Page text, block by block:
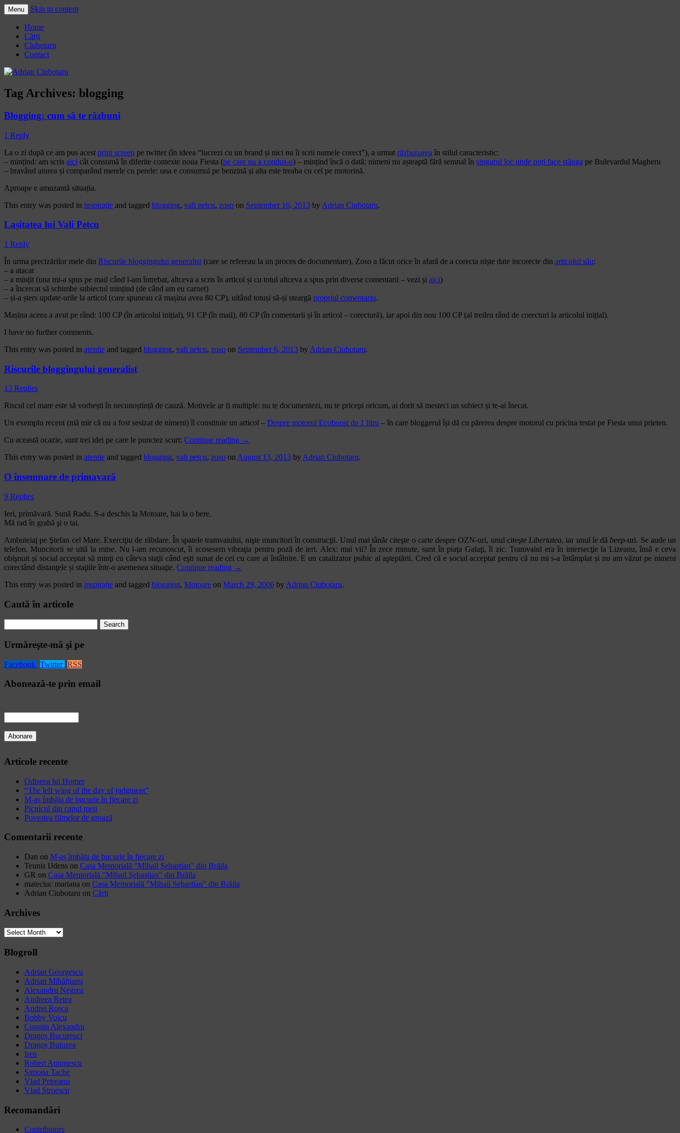
Adrian Ciubotaru
Menu Skip to content
Home
Cărți
Ciubotaru
Contact
Tag Archives: blogging
Blogging: cum să te răzbuni
1 Reply
La o zi după ce am pus acest print screen pe twitter (în ideea “lucrezi cu un brand și nici nu îi scrii numele corect”), a urmat răzbunarea în stilul caracteristic:
– mințind: am scris aici cât consumă în diferite contexte noua Fiesta (pe care nu a condus-o) – mințind încă o dată: nimeni nu așteaptă fără semnal în singurul loc unde poți face stânga pe Bulevardul Magheru
– bravând aiurea și comparând merele cu perele: una e consumul pe benzină și alta este treaba cu cel pe motorină.
Aproape e amuzantă situația.
This entry was posted in inspirație and tagged blogging, vali petcu, zoso on September 16, 2013 by Adrian Ciubotaru.
Lașitatea lui Vali Petcu
1 Reply
În urma precizărilor mele din Riscurile bloggingului generalist (care se refereau la un proces de documentare), Zoso a făcut orice în afară de a corecta niște date incorecte din articolul său:
– a atacat
– a mințit (una mi-a spus pe mail când l-am întrebat, altceva a scris în articol și cu totul altceva a spus prin diverse comentarii – vezi și aici)
– a încercat să schimbe subiectul mințind (de când am eu carnet)
– și-a șters update-urile la articol (care spuneau că mașina avea 80 CP), uitând totuși să-și steargă propriul comentariu.
Mașina aceea a avut pe rând: 100 CP (în articolul inițial), 91 CP (în mail), 80 CP (în comentarii și în articol – corectură), iar apoi din nou 100 CP (al treilea rând de corecturi la articolul inițial).
I have no further comments.
This entry was posted in atentie and tagged blogging, vali petcu, zoso on September 6, 2013 by Adrian Ciubotaru.
Riscurile bloggingului generalist
13 Replies
Riscul cel mare este să vorbești în necunoștință de cauză. Motivele ar fi multiple: nu te documentezi, nu te pricepi oricum, ai dorit să mesteci un subiect și te-ai înecat.
Un exemplu recent (mă mir că nu a fost sesizat de nimeni) îl constituie un articol – Despre motorul Ecoboost de 1 litru – în care bloggerul își dă cu părerea despre motorul cu pricina testat pe Fiesta unui prieten.
Cu această ocazie, sunt trei idei pe care le punctez scurt: Continue reading →
This entry was posted in atentie and tagged blogging, vali petcu, zoso onAugust 13, 2013 byAdrian Ciubotaru.
O însemnare de primavară
9 Replies
Ieri, primăvară. Sună Radu. S-a deschis la Motoare, hai la o bere.
Mă rad în grabă şi o tai.
Ambuteiaj pe Ştefan cel Mare. Exerciţiu de răbdare. În spatele tramvaiului, nişte muncitori în construcţii. Unul mai tânăr citeşte o carte despre OZN-uri, unul citeşte Libertatea, iar unul le dă beep-uri. Se aude un
telefon. Muncitorii se uită la mine. Nu l-am recunoscut, îi scosesem vibraţia pentru poză de ieri. Alex: mai vii? În zece minute, sunt în piaţa Galaţi, îi zic. Tramvaiul era în intersecţie la Lizeanu, însă e ceva
obişnuit şi social acceptat să minţi cu câteva staţii când eşti sunat de cei cu care ai întâlnire. E un catalizator psihic al aşteptării. Cred că e social acceptat pentru că nu mi s-a întâmplat și nu am văzut pe nimeni
corectând distanţele și staţiile într-o asemenea situaţie. Continue reading →
This entry was posted in inspirație and tagged blogging, Motoare on March 29, 2006 by Adrian Ciubotaru.
Caută în articole
for:
Urmăreşte-mă şi pe
Facebook Twitter RSS
Abonează-te prin email
Articole recente
Odiseea lui Homer
“The left wing of the day of judgment”
M-aș îmbăta de bucurie în fiecare zi
Picnicul din capul meu
Povestea filmelor de groază
Comentarii recente
Dan on M-aș îmbăta de bucurie în fiecare zi
Teunis IJdens on Casa Memorială "Mihail Sebastian" din Brăila
GR on Casa Memorială "Mihail Sebastian" din Brăila
mateciuc mariana on Casa Memorială "Mihail Sebastian" din Brăila
Adrian Ciubotaru on Cărți
Archives
Archives
Blogroll
Adrian Georgescu
Adrian Mihălțianu
Alexandru Negrea
Andreea Retea
Andrei Roșca
Bobby Voicu
Cosmin Alexandru
Dragoș Bucurenci
Dragoș Butuzea
Iren
Robert Antonescu
Simona Tache
Vlad Petreanu
Vlad Stroescu
Recomandări
Contributors